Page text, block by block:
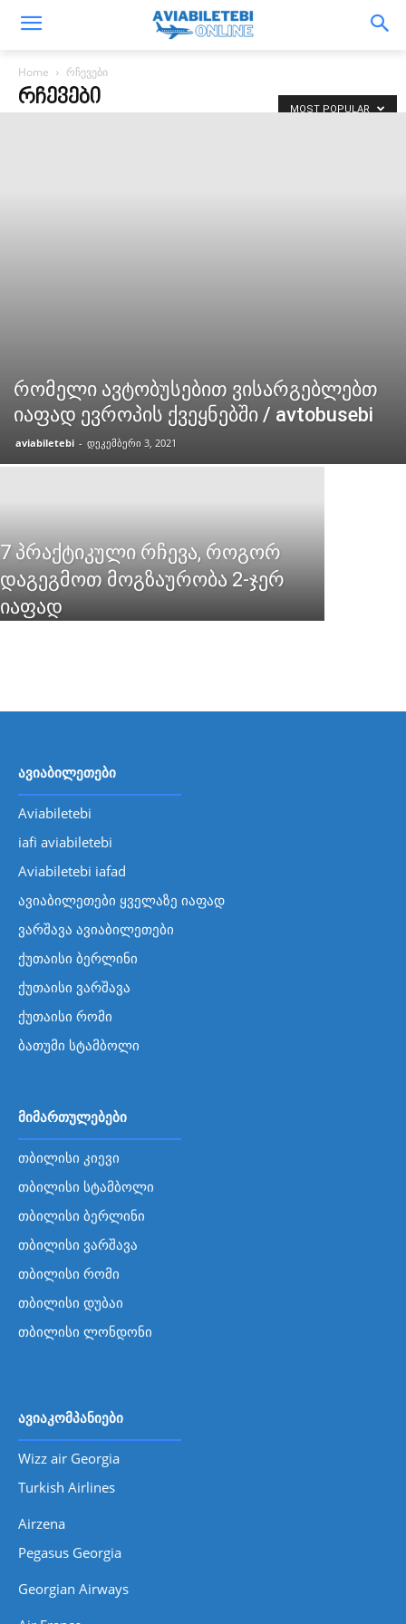
Home რჩევები
ᲠᲩᲔᲕᲔᲑᲘ MOST POPULAR
რომელი ავტობუსებით ვისარგებლებთ
იაფად ევროპის ქვეყნებში / avtobusebi
aviabiletebi - დეკემბერი 3, 2021
7 პრაქტიკული რჩევა, როგორ
დაგეგმოთ მოგზაურობა 2-ჯერ
იაფად
ავიაბილეთები
Aviabiletebi
iafi aviabiletebi
Aviabiletebi iafad
ავიაბილეთები ყველაზე იაფად
ვარშავა ავიაბილეთები
ქუთაისი ბერლინი
ქუთაისი ვარშავა
ქუთაისი რომი
ბათუმი სტამბოლი
მიმართულებები
თბილისი კიევი
თბილისი სტამბოლი
თბილისი ბერლინი
თბილისი ვარშავა
თბილისი რომი
თბილისი დუბაი
თბილისი ლონდონი
ავიაკომპანიები
Wizz air Georgia
Turkish Airlines
Airzena
Pegasus Georgia
Georgian Airways